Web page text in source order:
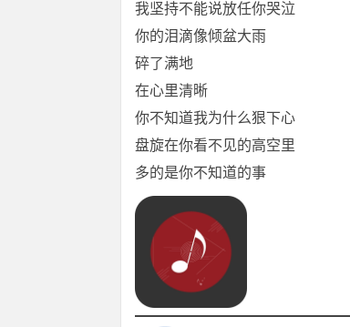
我坚持不能说放任你哭泣
你的泪滴像倾盆大雨
碎了满地
在心里清晰
你不知道我为什么狠下心
盘旋在你看不见的高空里
多的是你不知道的事